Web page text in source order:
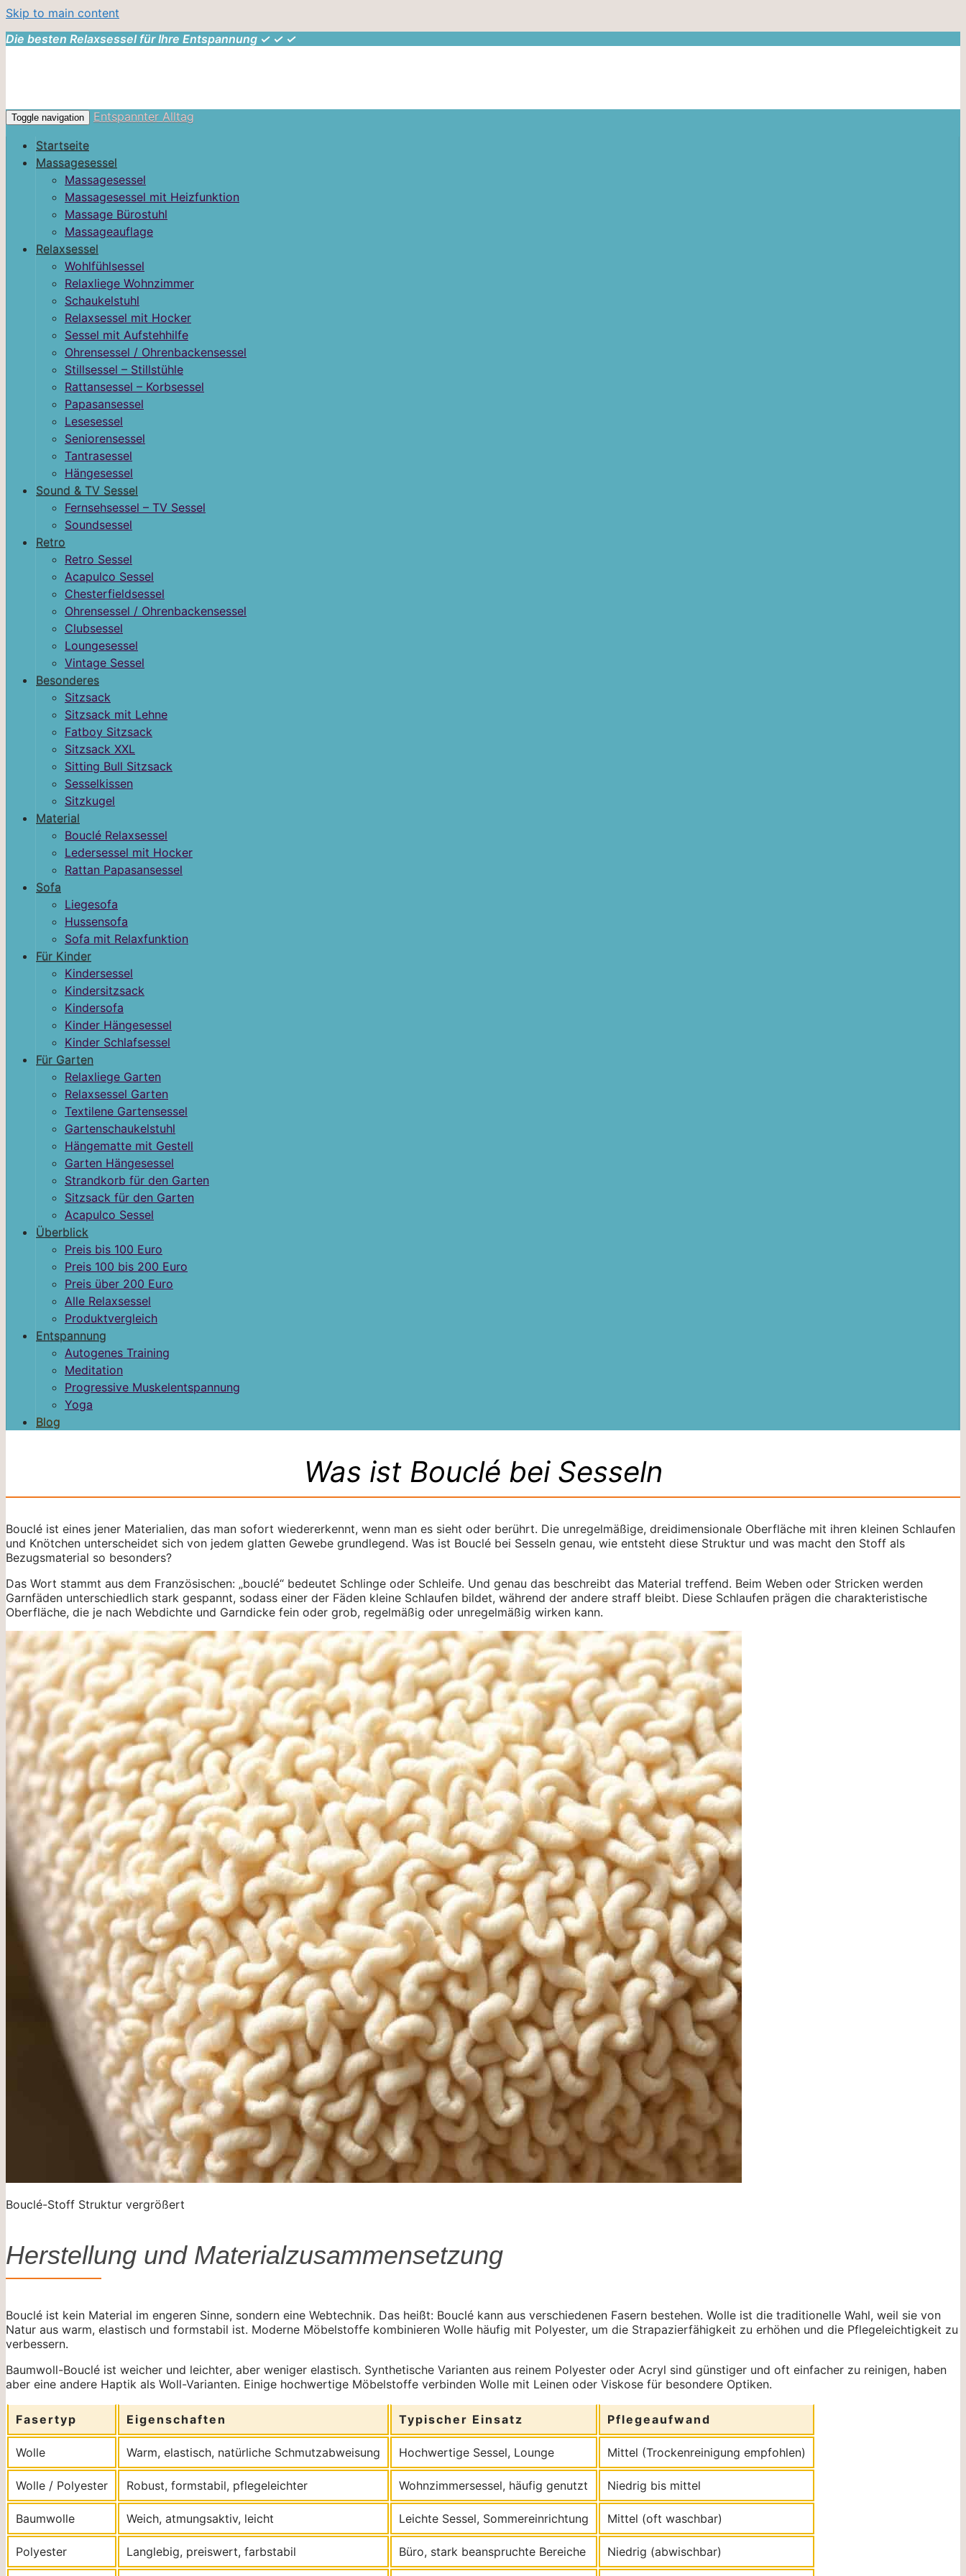
Skip to main content
Die besten Relaxsessel für Ihre Entspannung ✓ ✓ ✓
Toggle navigation
Entspannter Alltag
Startseite
Massagesessel
Massagesessel
Massagesessel mit Heizfunktion
Massage Bürostuhl
Massageauflage
Relaxsessel
Wohlfühlsessel
Relaxliege Wohnzimmer
Schaukelstuhl
Relaxsessel mit Hocker
Sessel mit Aufstehhilfe
Ohrensessel / Ohrenbackensessel
Stillsessel – Stillstühle
Rattansessel – Korbsessel
Papasansessel
Lesesessel
Seniorensessel
Tantrasessel
Hängesessel
Sound & TV Sessel
Fernsehsessel – TV Sessel
Soundsessel
Retro
Retro Sessel
Acapulco Sessel
Chesterfieldsessel
Ohrensessel / Ohrenbackensessel
Clubsessel
Loungesessel
Vintage Sessel
Besonderes
Sitzsack
Sitzsack mit Lehne
Fatboy Sitzsack
Sitzsack XXL
Sitting Bull Sitzsack
Sesselkissen
Sitzkugel
Material
Bouclé Relaxsessel
Ledersessel mit Hocker
Rattan Papasansessel
Sofa
Liegesofa
Hussensofa
Sofa mit Relaxfunktion
Für Kinder
Kindersessel
Kindersitzsack
Kindersofa
Kinder Hängesessel
Kinder Schlafsessel
Für Garten
Relaxliege Garten
Relaxsessel Garten
Textilene Gartensessel
Gartenschaukelstuhl
Hängematte mit Gestell
Garten Hängesessel
Strandkorb für den Garten
Sitzsack für den Garten
Acapulco Sessel
Überblick
Preis bis 100 Euro
Preis 100 bis 200 Euro
Preis über 200 Euro
Alle Relaxsessel
Produktvergleich
Entspannung
Autogenes Training
Meditation
Progressive Muskelentspannung
Yoga
Blog
Was ist Bouclé bei Sesseln
Bouclé ist eines jener Materialien, das man sofort wiedererkennt, wenn man es sieht oder berührt. Die unregelmäßige, dreidimensionale Oberfläche mit ihren kleinen Schlaufen
und Knötchen unterscheidet sich von jedem glatten Gewebe grundlegend. Was ist Bouclé bei Sesseln genau, wie entsteht diese Struktur und was macht den Stoff als
Bezugsmaterial so besonders?
Das Wort stammt aus dem Französischen: „bouclé“ bedeutet Schlinge oder Schleife. Und genau das beschreibt das Material treffend. Beim Weben oder Stricken werden
Garnfäden unterschiedlich stark gespannt, sodass einer der Fäden kleine Schlaufen bildet, während der andere straff bleibt. Diese Schlaufen prägen die charakteristische
Oberfläche, die je nach Webdichte und Garndicke fein oder grob, regelmäßig oder unregelmäßig wirken kann.
Bouclé-Stoff Struktur vergrößert
Herstellung und Materialzusammensetzung
Bouclé ist kein Material im engeren Sinne, sondern eine Webtechnik. Das heißt: Bouclé kann aus verschiedenen Fasern bestehen. Wolle ist die traditionelle Wahl, weil sie von
Natur aus warm, elastisch und formstabil ist. Moderne Möbelstoffe kombinieren Wolle häufig mit Polyester, um die Strapazierfähigkeit zu erhöhen und die Pflegeleichtigkeit zu
verbessern.
Baumwoll-Bouclé ist weicher und leichter, aber weniger elastisch. Synthetische Varianten aus reinem Polyester oder Acryl sind günstiger und oft einfacher zu reinigen, haben
aber eine andere Haptik als Woll-Varianten. Einige hochwertige Möbelstoffe verbinden Wolle mit Leinen oder Viskose für besondere Optiken.
Fasertyp Eigenschaften Typischer Einsatz Pflegeaufwand
Wolle Warm, elastisch, natürliche Schmutzabweisung Hochwertige Sessel, Lounge Mittel (Trockenreinigung empfohlen)
Wolle / Polyester Robust, formstabil, pflegeleichter Wohnzimmersessel, häufig genutzt Niedrig bis mittel
Baumwolle Weich, atmungsaktiv, leicht Leichte Sessel, Sommereinrichtung Mittel (oft waschbar)
Polyester Langlebig, preiswert, farbstabil Büro, stark beanspruchte Bereiche Niedrig (abwischbar)